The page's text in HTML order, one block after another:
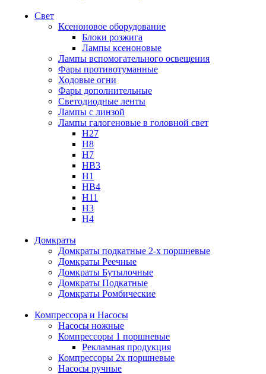
Свет
Ксеноновое оборудование
Блоки розжига
Лампы ксеноновые
Лампы вспомогательного освещения
Фары противотуманные
Ходовые огни
Фары дополнительные
Светодиодные ленты
Лампы с линзой
Лампы галогеновые в головной свет
H27
H8
H7
HB3
H1
HB4
H11
H3
H4
Домкраты
Домкраты подкатные 2-х поршневые
Домкраты Реечные
Домкраты Бутылочные
Домкраты Подкатные
Домкраты Ромбические
Компрессора и Насосы
Насосы ножные
Компрессоры 1 поршневые
Рекламная продукция
Компрессоры 2х поршневые
Насосы ручные